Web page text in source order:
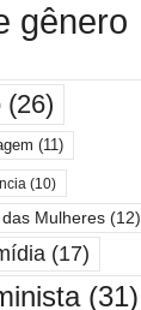
gênero
(26)
(11)
(10)
Mulheres(12)
(17)
(31)